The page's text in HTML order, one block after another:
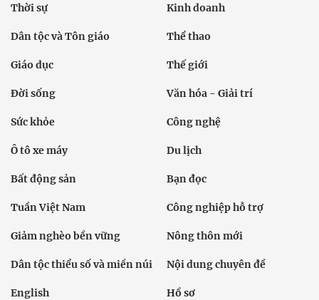
Thời sự Kinh doanh
Dân tộc và Tôn giáo Thể thao
Giáo dục Thế giới
Đời sống Văn hóa - Giải trí
Sức khỏe Công nghệ
Ô tô xe máy Du lịch
Bất động sản Bạn đọc
Tuần Việt Nam Công nghiệp hỗ trợ
Giảm nghèo bền vững Nông thôn mới
Dân tộc thiểu số và miền núi Nội dung chuyên đề
English Hồ sơ